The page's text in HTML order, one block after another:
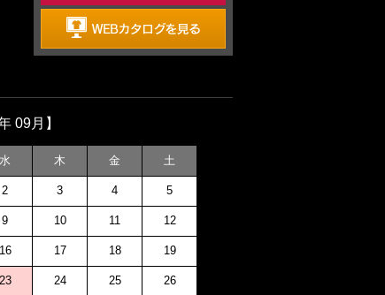
09月】
水 木 金 土
2 3 4 5
9 10 11 12
16 17 18 19
23 24 25 26